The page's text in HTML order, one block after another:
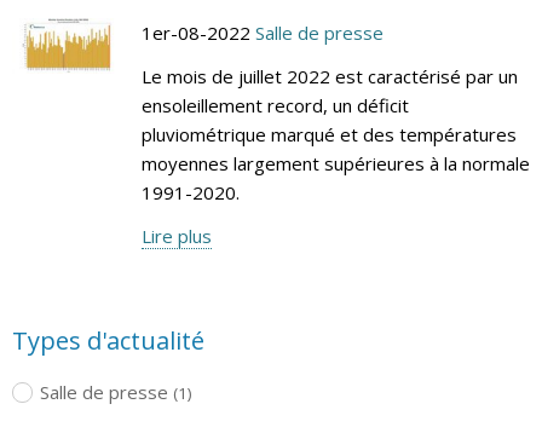
1er-08-2022 Salle de presse
Le mois de juillet 2022 est caractérisé par un
ensoleillement record, un déficit
pluviométrique marqué et des températures
moyennes largement supérieures à la normale
1991-2020.
Lire plus
Types d'actualité
Salle de presse (1)